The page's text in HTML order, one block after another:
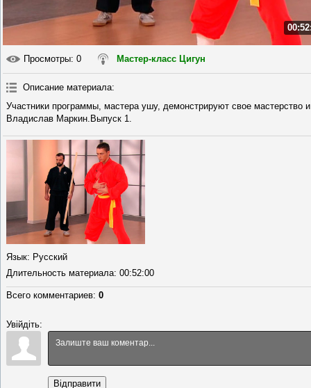
Просмотры: 0 Мастер-класс Цигун
Описание материала:
Участники программы, мастера ушу, демонстрируют свое мастерство
Владислав Маркин.Выпуск 1.
Язык: Русский
Длительность материала: 00:52:00
Всего комментариев: 0
Увійдіть:
Відправити